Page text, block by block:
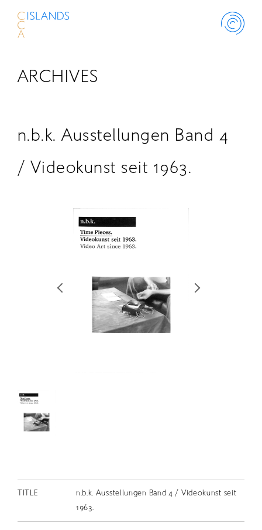
ABOUT
SCHOLARSHIP
CONTACT
ARCHIVES
n.b.k. Ausstellungen Band 4
/ Videokunst seit 1963.
TITLE
n.b.k. Ausstellungen Band 4 / Videokunst seit
1963.